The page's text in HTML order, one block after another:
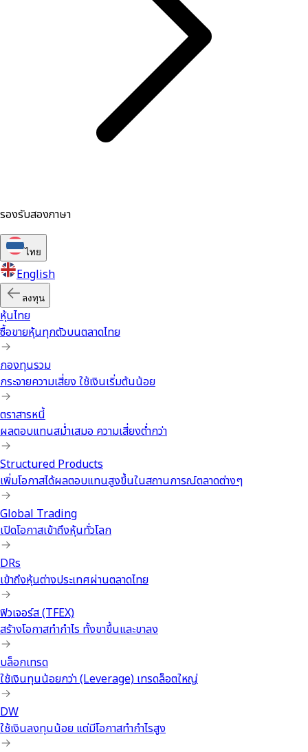
รองรับสองภาษา
ไทย
English
ลงทุน
หุ้นไทย
ซื้อขายหุ้นทุกตัวบนตลาดไทย
กองทุนรวม
กระจายความเสี่ยง ใช้เงินเริ่มต้นน้อย
ตราสารหนี้
ผลตอบแทนสม่ำเสมอ ความเสี่ยงต่ำกว่า
Structured Products
เพิ่มโอกาสได้ผลตอบแทนสูงขึ้นในสถานการณ์ตลาดต่างๆ
Global Trading
เปิดโอกาสเข้าถึงหุ้นทั่วโลก
DRs
เข้าถึงหุ้นต่างประเทศผ่านตลาดไทย
ฟิวเจอร์ส (TFEX)
สร้างโอกาสทำกำไร ทั้งขาขึ้นและขาลง
บล็อกเทรด
ใช้เงินทุนน้อยกว่า (Leverage) เทรดล็อตใหญ่
DW
ใช้เงินลงทุนน้อย แต่มีโอกาสทำกำไรสูง